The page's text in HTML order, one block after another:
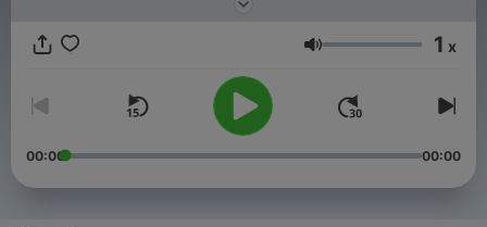
Volumen 1 x
00:00 00:00